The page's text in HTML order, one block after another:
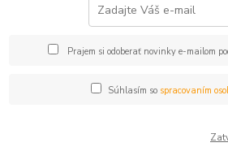
Prajem si odoberať novinky e-mailom
Súhlasím so spracovaním